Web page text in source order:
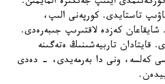
تاستايدى. كورپەنى الىپ،
كەزدە لاقتىرىپ جىبەرەدى.
قايتادان تاربيەشىنىڭ ەتەگىنە
كەلسە، ونى دا بەرمەيدى، - دەدى